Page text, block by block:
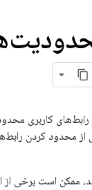
را هدف قرار نمی‌دهد،